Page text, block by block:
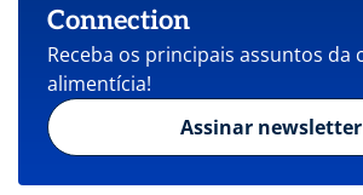
Connection
Receba os principais assuntos da
alimentícia!
Assinar newsletter